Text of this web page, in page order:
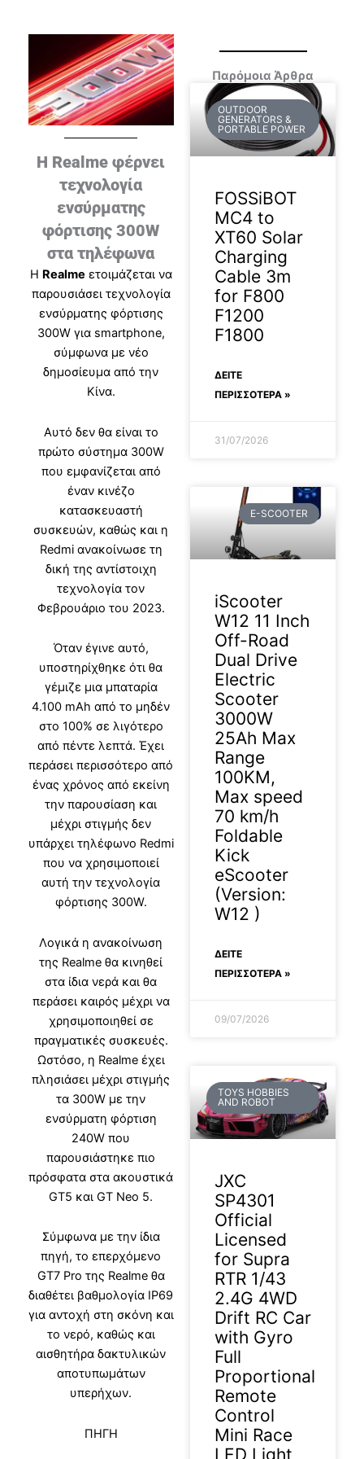
Η Realme φέρνει
τεχνολογία
ενσύρματης
φόρτισης 300W
στα τηλέφωνα
H Realme ετοιμάζεται να
παρουσιάσει τεχνολογία
ενσύρματης φόρτισης
300W για smartphone,
σύμφωνα με νέο
δημοσίευμα από την
Κίνα.
Αυτό δεν θα είναι το
πρώτο σύστημα 300W
που εμφανίζεται από
έναν κινέζο
κατασκευαστή
συσκευών, καθώς και η
Redmi ανακοίνωσε τη
δική της αντίστοιχη
τεχνολογία τον
Φεβρουάριο του 2023.
Όταν έγινε αυτό,
υποστηρίχθηκε ότι θα
γέμιζε μια μπαταρία
4.100 mAh από το μηδέν
στο 100% σε λιγότερο
από πέντε λεπτά. Έχει
περάσει περισσότερο από
ένας χρόνος από εκείνη
την παρουσίαση και
μέχρι στιγμής δεν
υπάρχει τηλέφωνο Redmi
που να χρησιμοποιεί
αυτή την τεχνολογία
φόρτισης 300W.
Λογικά η ανακοίνωση
της Realme θα κινηθεί
στα ίδια νερά και θα
περάσει καιρός μέχρι να
χρησιμοποιηθεί σε
πραγματικές συσκευές.
Ωστόσο, η Realme έχει
πλησιάσει μέχρι στιγμής
τα 300W με την
ενσύρματη φόρτιση
240W που
παρουσιάστηκε πιο
πρόσφατα στα ακουστικά
GT5 και GT Neo 5.
Σύμφωνα με την ίδια
πηγή, το επερχόμενο
GT7 Pro της Realme θα
διαθέτει βαθμολογία IP69
για αντοχή στη σκόνη και
το νερό, καθώς και
αισθητήρα δακτυλικών
αποτυπωμάτων
υπερήχων.
ΠΗΓΗ
Παρόμοια Άρθρα
OUTDOOR
GENERATORS &
PORTABLE POWER
FOSSiBOT
MC4 to
XT60 Solar
Charging
Cable 3m
for F800
F1200
F1800
ΔΕΊΤΕ
ΠΕΡΙΣΣΟΤΕΡΑ »
31/07/2026
E-SCOOTER
iScooter
W12 11 Inch
Off-Road
Dual Drive
Electric
Scooter
3000W
25Ah Max
Range
100KM,
Max speed
70 km/h
Foldable
Kick
eScooter
(Version:
W12 )
ΔΕΊΤΕ
ΠΕΡΙΣΣΟΤΕΡΑ »
09/07/2026
TOYS HOBBIES
AND ROBOT
JXC
SP4301
Official
Licensed
for Supra
RTR 1/43
2.4G 4WD
Drift RC Car
with Gyro
Full
Proportional
Remote
Control
Mini Race
LED Light